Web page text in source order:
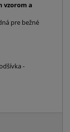
vzorom a
pre bežné
-